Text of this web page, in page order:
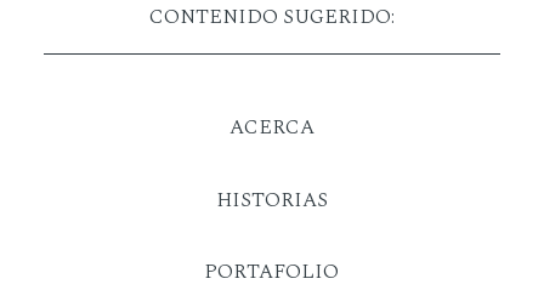
CONTENIDO SUGERIDO:
ACERCA
HISTORIAS
PORTAFOLIO